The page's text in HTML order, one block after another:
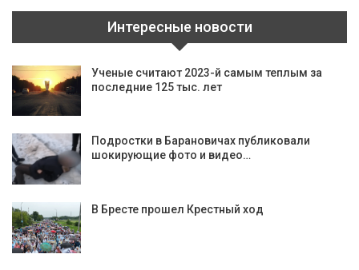
Интересные новости
Ученые считают 2023-й самым теплым за
последние 125 тыс. лет
Подростки в Барановичах публиковали
шокирующие фото и видео…
В Бресте прошел Крестный ход